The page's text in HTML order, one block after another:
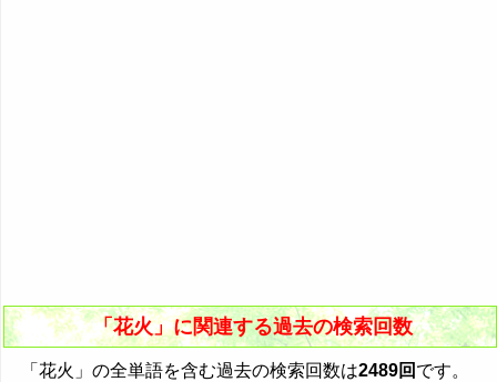
「花火」に関連する過去の検索回数
「花火」の全単語を含む過去の検索回数は2489回 です。